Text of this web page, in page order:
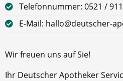
Telefonnummer: 0521 /
E-Mail: hallo@deutscher-
Wir freuen uns auf Sie!
Ihr Deutscher Apotheker